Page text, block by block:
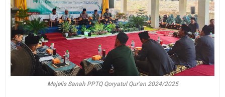
Majelis Sanah PPTQ Qoryatul Qur'an 2024/2025